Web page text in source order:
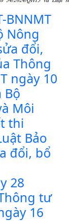
BNNMT
Nông
đổi,
Thông
ngày 10
Bộ
Môi
thi
Bảo
đổi, bổ
28
tư
16